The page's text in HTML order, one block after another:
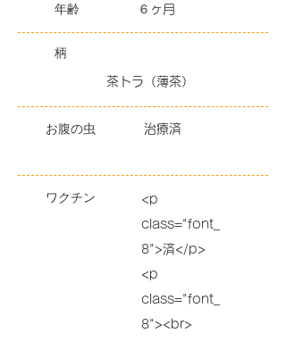
年齢 ６ヶ月
柄
茶トラ（薄茶）
​お腹の虫 治療済
ワクチン
<p
class="font_
8">済</p>
<p
class="font_
8"><br>